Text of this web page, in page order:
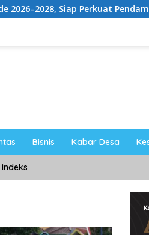
Perkuat Pendampingan Hukum
Bisnis Kabar Desa
Indeks